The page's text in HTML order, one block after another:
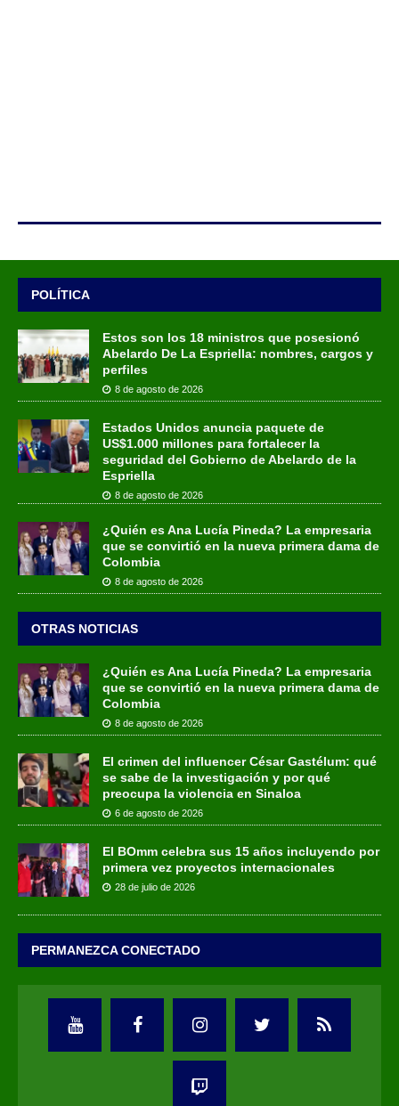
POLÍTICA
Estos son los 18 ministros que posesionó
Abelardo De La Espriella: nombres, cargos y
perfiles
8 de agosto de 2026
Estados Unidos anuncia paquete de
US$1.000 millones para fortalecer la
seguridad del Gobierno de Abelardo de la
Espriella
8 de agosto de 2026
¿Quién es Ana Lucía Pineda? La empresaria
que se convirtió en la nueva primera dama de
Colombia
8 de agosto de 2026
OTRAS NOTICIAS
¿Quién es Ana Lucía Pineda? La empresaria
que se convirtió en la nueva primera dama de
Colombia
8 de agosto de 2026
El crimen del influencer César Gastélum: qué
se sabe de la investigación y por qué
preocupa la violencia en Sinaloa
6 de agosto de 2026
El BOmm celebra sus 15 años incluyendo por
primera vez proyectos internacionales
28 de julio de 2026
PERMANEZCA CONECTADO